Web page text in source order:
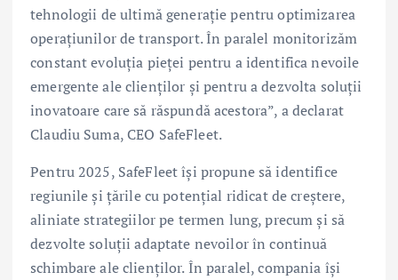
tehnologii de ultimă generație pentru optimizarea
operațiunilor de transport. În paralel monitorizăm
constant evoluția pieței pentru a identifica nevoile
emergente ale clienților și pentru a dezvolta soluții
inovatoare care să răspundă acestora”, a declarat
Claudiu Suma, CEO SafeFleet.
Pentru 2025, SafeFleet își propune să identifice
regiunile și țările cu potențial ridicat de creștere,
aliniate strategiilor pe termen lung, precum și să
dezvolte soluții adaptate nevoilor în continuă
schimbare ale clienților. În paralel, compania își